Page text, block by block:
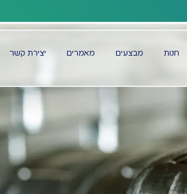
משלוחים לכל הארץ
חנות מבצעים מאמרים יצירת קשר
דף הבית מוטות שחולים